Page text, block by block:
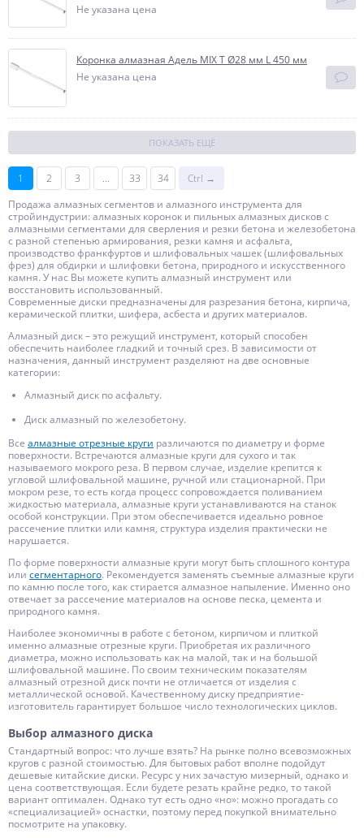
Не указана цена
Коронка алмазная Адель MIX T Ø28 мм L 450 мм
Не указана цена
ПОКАЗАТЬ ЕЩЁ
1 2 3 ... 33 34
Ctrl →
Продажа алмазных сегментов и алмазного инструмента для
стройиндустрии: алмазных коронок и пильных алмазных дисков с
алмазными сегментами для сверления и резки бетона и железобетона
с разной степенью армирования, резки камня и асфальта,
производство франкфуртов и шлифовальных чашек (шлифовальных
фрез) для обдирки и шлифовки бетона, природного и искусственного
камня. У нас Вы можете купить алмазный инструмент или
восстановить использованный.
Современные диски предназначены для разрезания бетона, кирпича,
керамической плитки, шифера, асбеста и других материалов.
Алмазный диск – это режущий инструмент, который способен
обеспечить наиболее гладкий и точный срез. В зависимости от
назначения, данный инструмент разделяют на две основные
категории:
Алмазный диск по асфальту.
Диск алмазный по железобетону.
Все алмазные отрезные круги различаются по диаметру и форме
поверхности. Встречаются алмазные круги для сухого и так
называемого мокрого реза. В первом случае, изделие крепится к
угловой шлифовальной машине, ручной или стационарной. При
мокром резе, то есть когда процесс сопровождается поливанием
жидкостью материала, алмазные круги устанавливаются на станок
особой конструкции. При этом обеспечивается идеально ровное
рассечение плитки или камня, структура изделия практически не
нарушается.
По форме поверхности алмазные круги могут быть сплошного контура
или сегментарного. Рекомендуется заменять съемные алмазные круги
по камню после того, как стирается алмазное напыление. Именно оно
отвечает за рассечение материалов на основе песка, цемента и
природного камня.
Наиболее экономичны в работе с бетоном, кирпичом и плиткой
именно алмазные отрезные круги. Приобретая их различного
диаметра, можно использовать как на малой, так и на большой
шлифовальной машине. По своим техническим показателям
алмазный отрезной диск почти не отличается от изделия с
металлической основой. Качественному диску предприятие-
изготовитель гарантирует большое число технологических циклов.
Выбор алмазного диска
Стандартный вопрос: что лучше взять? На рынке полно всевозможных
кругов с разной стоимостью. Для бытовых работ вполне подойдут
дешевые китайские диски. Ресурс у них зачастую мизерный, однако и
цена соответствующая. Если будете резать крайне редко, то такой
вариант оптимален. Однако тут есть одно «но»: можно прогадать со
«специализацией» оснастки, поэтому перед покупкой внимательно
посмотрите на упаковку.